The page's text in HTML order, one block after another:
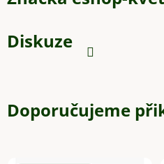
Diskuze
Doporučujeme